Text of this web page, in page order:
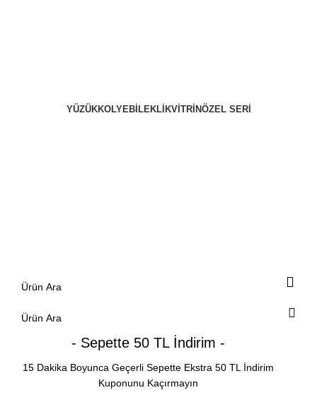
YÜZÜKKOLYE BILEKLIKVITRINÖZEL SERI
- Sepette 50 TL İndirim -
15 Dakika Boyunca Geçerli Sepette Ekstra 50 TL İndirim
Kuponunu Kaçırmayın